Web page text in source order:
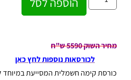
מחיר השוק 5590 ש"ח
לכורסאות נוספות לחץ כאן
כורסת קימה חשמלית המסייעת במיוחד